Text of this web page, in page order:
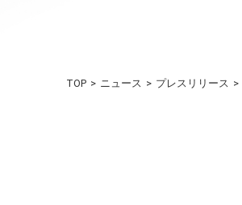
TOP ニュース プレスリリース